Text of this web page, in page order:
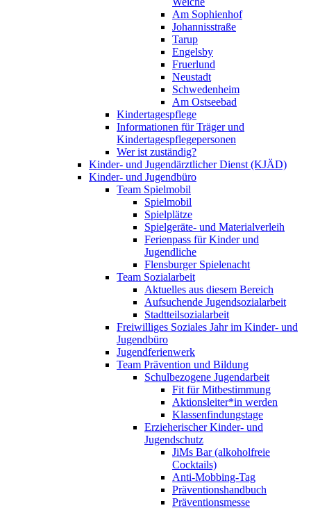
Am Sophienhof
Johannisstraße
Tarup
Engelsby
Fruerlund
Neustadt
Schwedenheim
Am Ostseebad
Kindertagespflege
Informationen für Träger und
Kindertagespflegepersonen
Wer ist zuständig?
Kinder- und Jugendärztlicher Dienst (KJÄD)
Kinder- und Jugendbüro
Team Spielmobil
Spielmobil
Spielplätze
Spielgeräte- und Materialverleih
Ferienpass für Kinder und
Jugendliche
Flensburger Spielenacht
Team Sozialarbeit
Aktuelles aus diesem Bereich
Aufsuchende Jugendsozialarbeit
Stadtteilsozialarbeit
Freiwilliges Soziales Jahr im Kinder- und
Jugendbüro
Jugendferienwerk
Team Prävention und Bildung
Schulbezogene Jugendarbeit
Fit für Mitbestimmung
Aktionsleiter*in werden
Klassenfindungstage
Erzieherischer Kinder- und
Jugendschutz
JiMs Bar (alkoholfreie
Cocktails)
Anti-Mobbing-Tag
Präventionshandbuch
Präventionsmesse